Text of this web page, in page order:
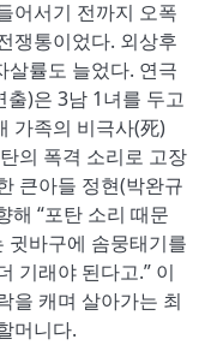
어서기 전까지 오폭
쟁통이었다. 외상후
살률도 늘었다. 연극
)은 3남 1녀를 두고
가족의 비극사(死)
의 폭격 소리로 고장
큰아들 정현(박완규
해 “포탄 소리 때문
귓바구에 솜뭉태기를
기래야 된다고.” 이
을 캐며 살아가는 최
머니다.